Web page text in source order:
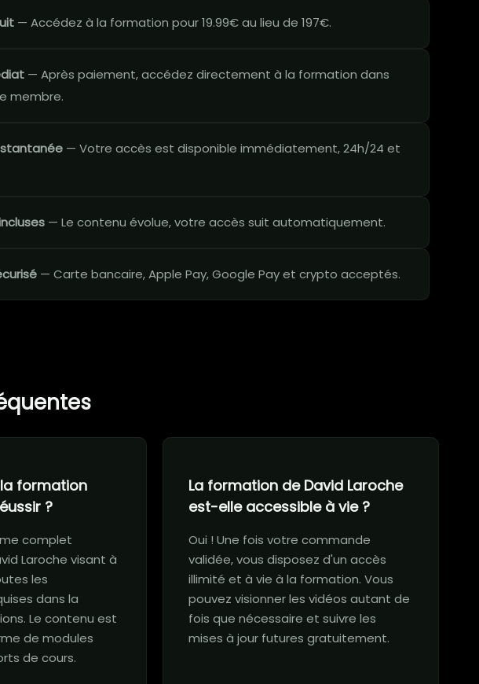
— Accédez à la formation pour 19.99€ au lieu de 197€.
— Après paiement, accédez directement à la formation dans
membre.
— Votre accès est disponible immédiatement, 24h/24 et
— Le contenu évolue, votre accès suit automatiquement.
— Carte bancaire, Apple Pay, Google Pay et crypto acceptés.
formation
?
complet
Laroche visant à
les
dans la
Le contenu est
de modules
de cours.
La formation de David Laroche
est-elle accessible à vie ?
Oui ! Une fois votre commande
validée, vous disposez d'un accès
illimité et à vie à la formation. Vous
pouvez visionner les vidéos autant de
fois que nécessaire et suivre les
mises à jour futures gratuitement.